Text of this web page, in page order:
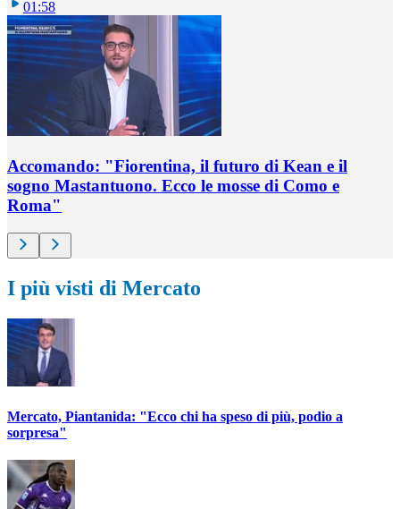
01:58
Accomando: "Fiorentina, il futuro di Kean e il
sogno Mastantuono. Ecco le mosse di Como e
Roma"
I più visti di Mercato
Mercato, Piantanida: "Ecco chi ha speso di più, podio a
sorpresa"